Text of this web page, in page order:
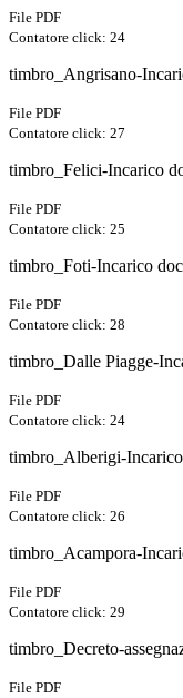
File PDF
Contatore click: 24
timbro_Angrisano-
File PDF
Contatore click: 27
timbro_Felici-Incarico
File PDF
Contatore click: 25
timbro_Foti-Incarico
File PDF
Contatore click: 28
timbro_Dalle Piagge-
File PDF
Contatore click: 24
timbro_Alberigi-
File PDF
Contatore click: 26
timbro_Acampora-
File PDF
Contatore click: 29
timbro_Decreto-
File PDF